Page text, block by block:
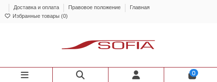
Доставка и оплата Правовое положение
Главная
Избранные товары (0)
0